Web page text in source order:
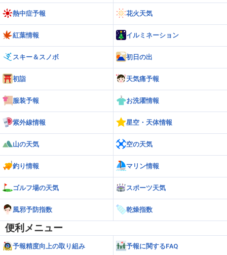
熱中症予報 花火天気
紅葉情報 イルミネーション
スキー＆スノボ 初日の出
初詣 天気痛予報
服装予報 お洗濯情報
紫外線情報 星空・天体情報
山の天気 空の天気
釣り情報 マリン情報
ゴルフ場の天気 スポーツ天気
風邪予防指数 乾燥指数
便利メニュー
予報精度向上の取り組み 予報に関するFAQ